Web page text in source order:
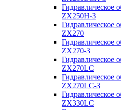
Гидравлическое
ZX250Н-3
Гидравлическое
ZX270
Гидравлическое
ZX270-3
Гидравлическое
ZX270LC
Гидравлическое
ZX270LC-3
Гидравлическое
ZX330LC